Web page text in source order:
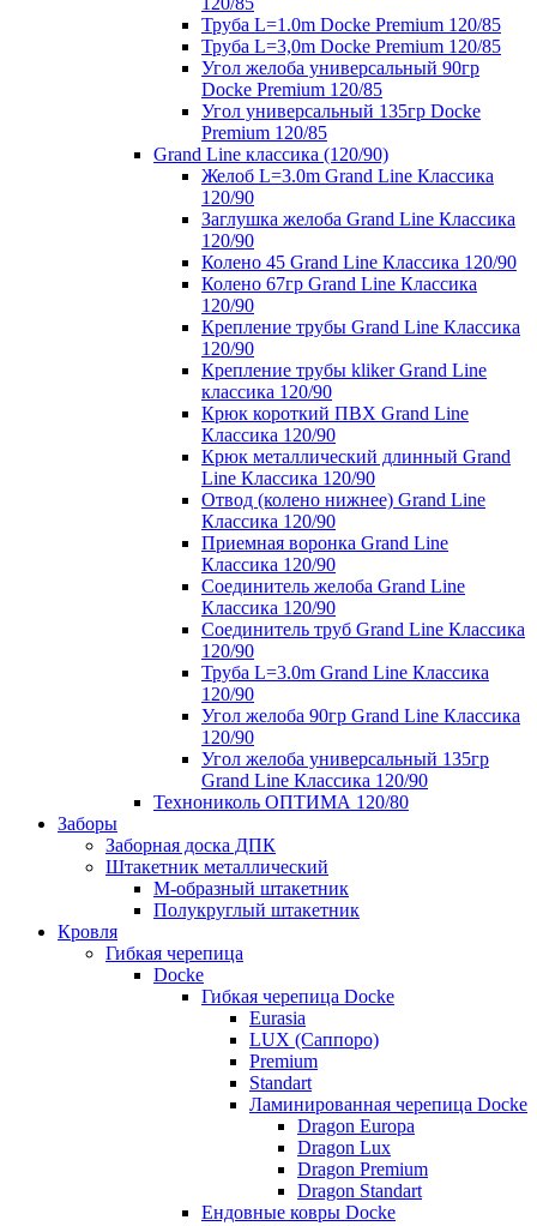
Труба L=1.0m Docke Premium 120/85
Труба L=3,0m Docke Premium 120/85
Угол желоба универсальный 90гр
Docke Premium 120/85
Угол универсальный 135гр Docke
Premium 120/85
Grand Line классика (120/90)
Желоб L=3.0m Grand Line Классика
120/90
Заглушка желоба Grand Line Классика
120/90
Колено 45 Grand Line Классика 120/90
Колено 67гр Grand Line Классика
120/90
Крепление трубы Grand Line Классика
120/90
Крепление трубы kliker Grand Line
классика 120/90
Крюк короткий ПВХ Grand Line
Классика 120/90
Крюк металлический длинный Grand
Line Классика 120/90
Отвод (колено нижнее) Grand Line
Классика 120/90
Приемная воронка Grand Line
Классика 120/90
Соединитель желоба Grand Line
Классика 120/90
Соединитель труб Grand Line Классика
120/90
Труба L=3.0m Grand Line Классика
120/90
Угол желоба 90гр Grand Line Классика
120/90
Угол желоба универсальный 135гр
Grand Line Классика 120/90
Технониколь ОПТИМА 120/80
Заборы
Заборная доска ДПК
Штакетник металлический
М-образный штакетник
Полукруглый штакетник
Кровля
Гибкая черепица
Docke
Гибкая черепица Docke
Eurasia
LUX (Саппоро)
Premium
Standart
Ламинированная черепица Docke
Dragon Europa
Dragon Lux
Dragon Premium
Dragon Standart
Ендовные ковры Docke